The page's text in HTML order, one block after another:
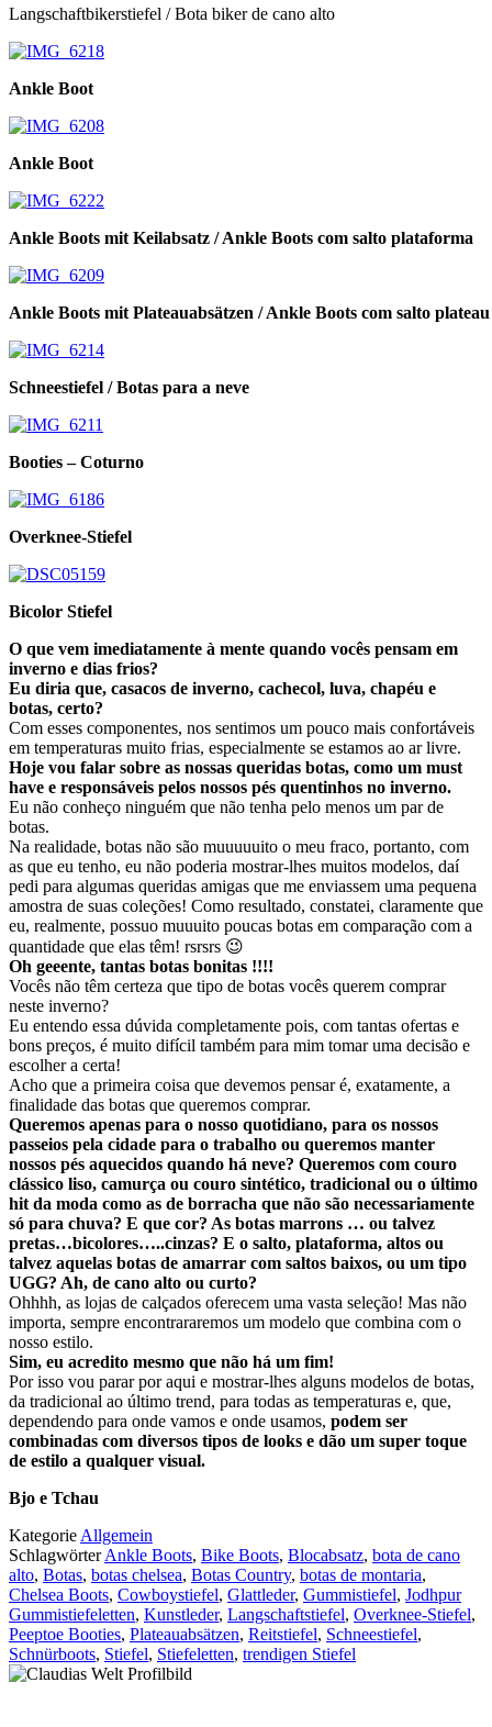
Langschaftbikerstiefel / Bota biker de cano alto
Ankle Boot
Ankle Boot
Ankle Boots mit Keilabsatz / Ankle Boots com salto plataforma
Ankle Boots mit Plateauabsätzen / Ankle Boots com salto plateau
Schneestiefel / Botas para a neve
Booties – Coturno
Overknee-Stiefel
Bicolor Stiefel
O que vem imediatamente à mente quando vocês pensam em
inverno e dias frios?
Eu diria que, casacos de inverno, cachecol, luva, chapéu e
botas, certo?
Com esses componentes, nos sentimos um pouco mais confortáveis
em temperaturas muito frias, especialmente se estamos ao ar livre.
Hoje vou falar sobre as nossas queridas botas, como um must
have e responsáveis pelos nossos pés quentinhos no inverno.
Eu não conheço ninguém que não tenha pelo menos um par de
botas.
Na realidade, botas não são muuuuuito o meu fraco, portanto, com
as que eu tenho, eu não poderia mostrar-lhes muitos modelos, daí
pedi para algumas queridas amigas que me enviassem uma pequena
amostra de suas coleções! Como resultado, constatei, claramente que
eu, realmente, possuo muuuito poucas botas em comparação com a
quantidade que elas têm! rsrsrs 😉
Oh geeente, tantas botas bonitas !!!!
Vocês não têm certeza que tipo de botas vocês querem comprar
neste inverno?
Eu entendo essa dúvida completamente pois, com tantas ofertas e
bons preços, é muito difícil também para mim tomar uma decisão e
escolher a certa!
Acho que a primeira coisa que devemos pensar é, exatamente, a
finalidade das botas que queremos comprar.
Queremos apenas para o nosso quotidiano, para os nossos
passeios pela cidade para o trabalho ou queremos manter
nossos pés aquecidos quando há neve? Queremos com couro
clássico liso, camurça ou couro sintético, tradicional ou o último
hit da moda como as de borracha que não são necessariamente
só para chuva? E que cor? As botas marrons … ou talvez
pretas…bicolores…..cinzas? E o salto, plataforma, altos ou
talvez aquelas botas de amarrar com saltos baixos, ou um tipo
UGG? Ah, de cano alto ou curto?
Ohhhh, as lojas de calçados oferecem uma vasta seleção! Mas não
importa, sempre encontrararemos um modelo que combina com o
nosso estilo.
Sim, eu acredito mesmo que não há um fim!
Por isso vou parar por aqui e mostrar-lhes alguns modelos de botas,
da tradicional ao último trend, para todas as temperaturas e, que,
dependendo para onde vamos e onde usamos, podem ser
combinadas com diversos tipos de looks e dão um super toque
de estilo a qualquer visual.
Bjo e Tchau
Kategorie Allgemein
SchlagwörterAnkle Boots, Bike Boots, Blocabsatz, bota de cano
alto, Botas, botas chelsea, Botas Country, botas de montaria,
Chelsea Boots, Cowboystiefel, Glattleder, Gummistiefel, Jodhpur
Gummistiefeletten, Kunstleder, Langschaftstiefel, Overknee-Stiefel,
Peeptoe Booties, Plateauabsätzen, Reitstiefel, Schneestiefel,
Schnürboots, Stiefel, Stiefeletten, trendigen Stiefel